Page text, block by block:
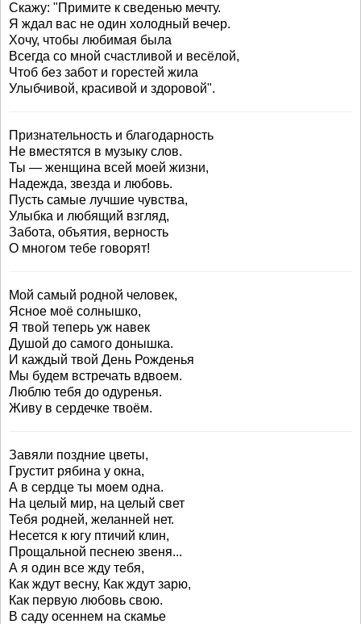
Скажу: "Примите к сведенью мечту.
Я ждал вас не один холодный вечер.
Хочу, чтобы любимая была
Всегда со мной счастливой и весёлой,
Чтоб без забот и горестей жила
Улыбчивой, красивой и здоровой".
Признательность и благодарность
Не вместятся в музыку слов.
Ты — женщина всей моей жизни,
Надежда, звезда и любовь.
Пусть самые лучшие чувства,
Улыбка и любящий взгляд,
Забота, объятия, верность
О многом тебе говорят!
Мой самый родной человек,
Ясное моё солнышко,
Я твой теперь уж навек
Душой до самого донышка.
И каждый твой День Рожденья
Мы будем встречать вдвоем.
Люблю тебя до одуренья.
Живу в сердечке твоём.
Завяли поздние цветы,
Грустит рябина у окна,
А в сердце ты моем одна.
На целый мир, на целый свет
Тебя родней, желанней нет.
Несется к югу птичий клин,
Прощальной песнею звеня...
А я один все жду тебя,
Как ждут весну, Как ждут зарю,
Как первую любовь свою.
В саду осеннем на скамье